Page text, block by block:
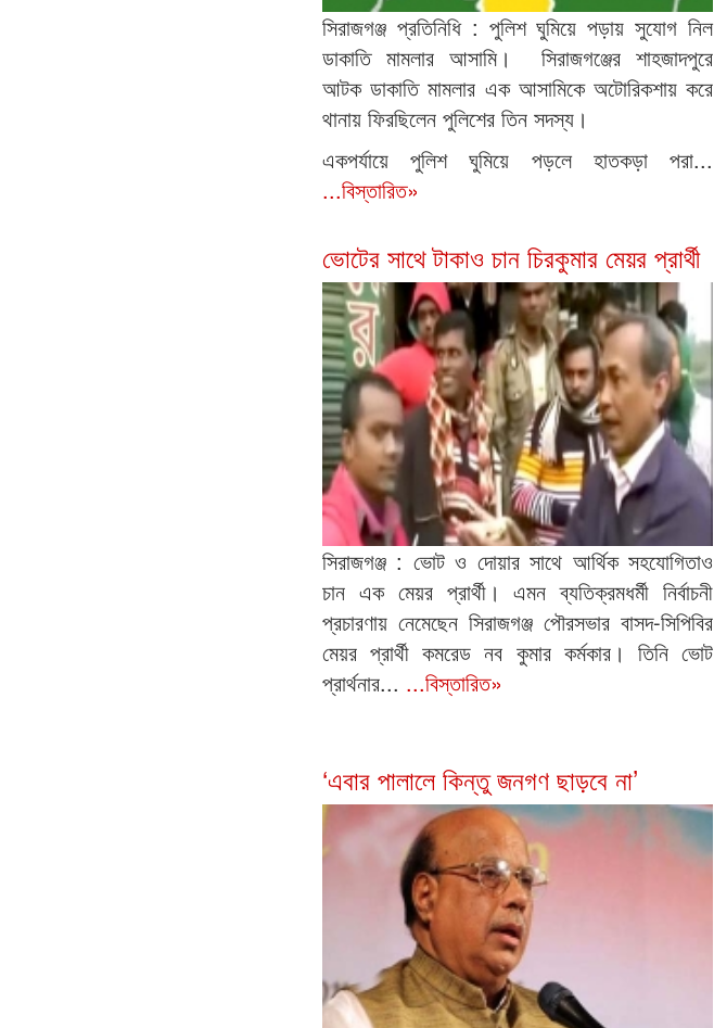
সিরাজগঞ্জ প্রতিনিধি : পুলিশ ঘুমিয়ে পড়ায় সুযোগ নিল
ডাকাতি মামলার আসামি। সিরাজগঞ্জের শাহজাদপুরে
আটক ডাকাতি মামলার এক আসামিকে অটোরিকশায় করে
থানায় ফিরছিলেন পুলিশের তিন সদস্য।
একপর্যায়ে পুলিশ ঘুমিয়ে পড়লে হাতকড়া পরা...
...বিস্তারিত»
ভোটের সাথে টাকাও চান চিরকুমার মেয়র প্রার্থী
সিরাজগঞ্জ : ভোট ও দোয়ার সাথে আর্থিক সহযোগিতাও
চান এক মেয়র প্রার্থী। এমন ব্যতিক্রমধর্মী নির্বাচনী
প্রচারণায় নেমেছেন সিরাজগঞ্জ পৌরসভার বাসদ-সিপিবির
মেয়র প্রার্থী কমরেড নব কুমার কর্মকার। তিনি ভোট
প্রার্থনার... ...বিস্তারিত»
‘এবার পালালে কিন্তু জনগণ ছাড়বে না’